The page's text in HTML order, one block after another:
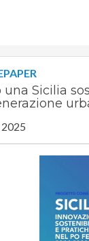
una Sicilia